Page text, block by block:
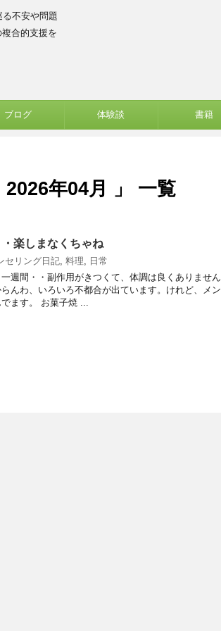
不安や問題
合的支援を
ブログ 体験談 書籍
2026年04月 」 一覧
楽しまなくちゃね
セリング日記, 料理, 日常
週間・・副作用がきつくて、体調は良くありませ
んわ、いろいろ不都合が出ています。けれど、メ
ます。 お菓子焼 ...